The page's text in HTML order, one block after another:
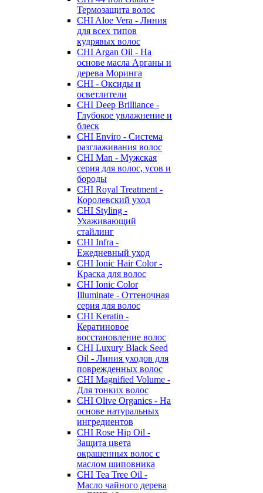
Термозащита волос
CHI Aloe Vera - Линия
для всех типов
кудрявых волос
CHI Argan Oil - На
основе масла Арганы и
дерева Моринга
CHI - Оксиды и
осветлители
CHI Deep Brilliance -
Глубокое увлажнение и
блеск
CHI Enviro - Система
разглаживания волос
CHI Man - Мужская
серия для волос, усов и
бороды
CHI Royal Treatment -
Королевский уход
CHI Styling -
Ухаживающий
стайлинг
CHI Infra -
Ежедневный уход
CHI Ionic Hair Color -
Краска для волос
CHI Ionic Color
Illuminate - Оттеночная
серия для волос
CHI Keratin -
Кератиновое
восстановление волос
CHI Luxury Black Seed
Oil - Линия уходов для
поврежденных волос
CHI Magnified Volume -
Для тонких волос
CHI Olive Organics - На
основе натуральных
ингредиентов
CHI Rose Hip Oil -
Защита цвета
окрашенных волос с
маслом шиповника
CHI Tea Tree Oil -
Масло чайного дерева